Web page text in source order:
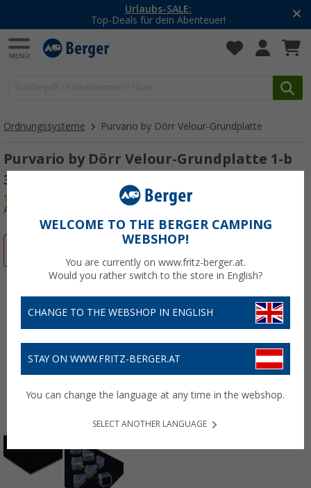
Urlaubs-SALE:
Top-Deals für dein Abenteuer!
Ordnungssysteme Purvario by Dörr Velour-Grundplatte
Purvario by Dörr Velour-Grundplatte 1-b
30 x 50 cm
Art.-Nr.: 419900
WELCOME TO THE BERGER CAMPING
WEBSHOP!
You are currently on www.fritz-berger.at.
Would you rather switch to the store in English?
CHANGE TO THE WEBSHOP IN ENGLISH
STAY ON WWW.FRITZ-BERGER.AT
You can change the language at any time in the webshop.
SELECT ANOTHER LANGUAGE